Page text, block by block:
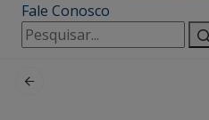
Fale Conosco
Pesquisar
por: